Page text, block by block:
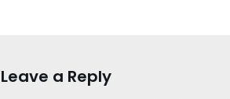
Leave a Reply